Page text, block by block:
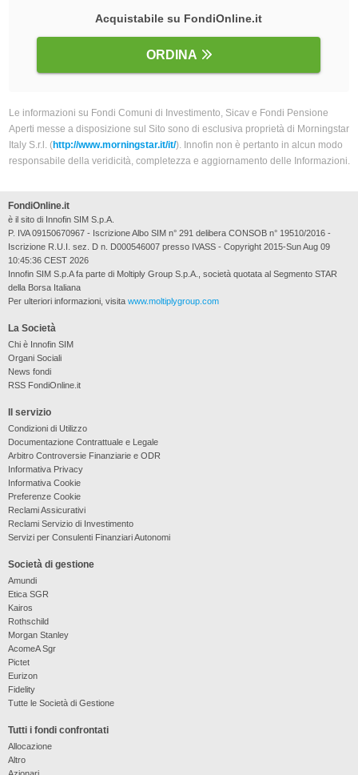
Acquistabile su FondiOnline.it
ORDINA
Le informazioni su Fondi Comuni di Investimento, Sicav e Fondi Pensione
Aperti messe a disposizione sul Sito sono di esclusiva proprietà di Morningstar
Italy S.r.l. (http://www.morningstar.it/it/). Innofin non è pertanto in alcun modo
responsabile della veridicità, completezza e aggiornamento delle Informazioni.
La Società
Chi è Innofin SIM
Organi Sociali
News fondi
RSS FondiOnline.it
Il servizio
Condizioni di Utilizzo
Documentazione Contrattuale e Legale
Arbitro Controversie Finanziarie e ODR
Informativa Privacy
Informativa Cookie
Preferenze Cookie
Reclami Assicurativi
Reclami Servizio di Investimento
Servizi per Consulenti Finanziari Autonomi
Società di gestione
Amundi
Etica SGR
Kairos
Rothschild
Morgan Stanley
AcomeA Sgr
Pictet
Eurizon
Fidelity
Tutte le Società di Gestione
Tutti i fondi confrontati
Allocazione
Altro
FondiOnline.it
è il sito di Innofin SIM S.p.A.
P. IVA 09150670967 - Iscrizione Albo SIM n° 291 delibera CONSOB n° 19510/2016 -
Iscrizione R.U.I. sez. D n. D000546007 presso IVASS - Copyright 2015-Sun Aug 09
10:45:36 CEST 2026
Innofin SIM S.p.A fa parte di Moltiply Group S.p.A., società quotata al Segmento STAR
della Borsa Italiana
Per ulteriori informazioni, visita www.moltiplygroup.com